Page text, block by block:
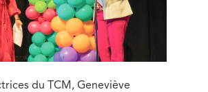
du TCM, Geneviève